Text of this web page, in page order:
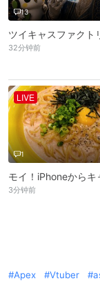
13
ツイキャスファクト
32分钟前
LIVE
1
モイ！iPhoneからキ
3分钟前
Apex Vtuber